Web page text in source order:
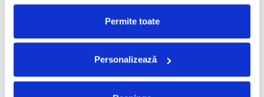
Permite toate
Personalizează
ADAUGA IN COS ADAUGA IN COS